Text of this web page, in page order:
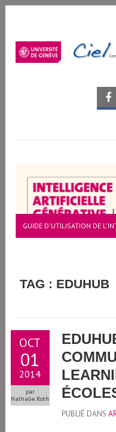
GUIDE D'UTILISATION
TAG : EDUHUB
OCT
01
2014
par
Nathalie Roth
PUBLIÉ DANS